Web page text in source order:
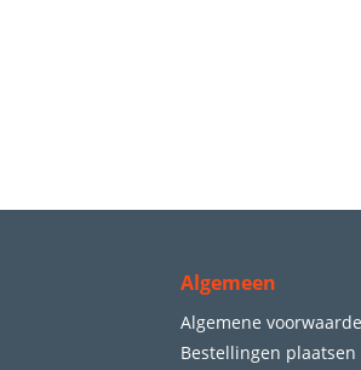
Algemeen
Algemene
Bestellingen plaatsen